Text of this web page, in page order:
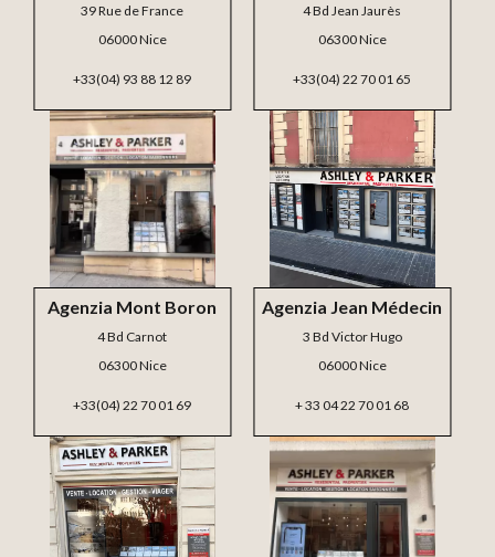
Agenzia Jean Médecin
3 Bd Victor Hugo
06000 Nice
+ 33 04 22 70 01 68
39 Rue de France
06000 Nice
+33(04) 93 88 12 89
4 Bd Jean Jaurès
06300 Nice
+33(04) 22 70 01 65
Agenzia Mont Boron
4 Bd Carnot
06300 Nice
+33(04) 22 70 01 69